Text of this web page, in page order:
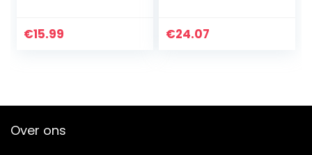
€15.99 €24.07
Over ons